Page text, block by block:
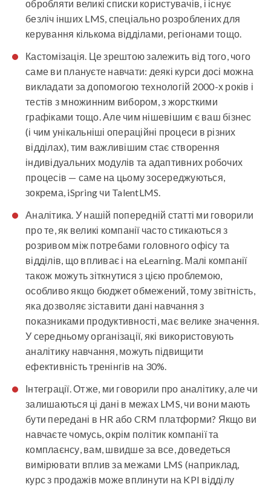
обробляти великі списки користувачів, і існує
безліч інших LMS, спеціально розроблених для
керування кількома відділами, регіонами тощо.
Кастомізація . Це зрештою залежить від того, чого
саме ви плануєте навчати: деякі курси досі можна
викладати за допомогою технологій 2000-х років і
тестів з множинним вибором, з жорсткими
графіками тощо. Але чим нішевішим є ваш бізнес
(і чим унікальніші операційні процеси в різних
відділах), тим важливішим стає створення
індивідуальних модулів та адаптивних робочих
процесів — саме на цьому зосереджуються,
зокрема, iSpring чи TalentLMS.
Аналітика . У нашій попередній статті ми говорили
про те, як великі компанії часто стикаються з
розривом між потребами головного офісу та
відділів, що впливає і на eLearning. Малі компанії
також можуть зіткнутися з цією проблемою,
особливо якщо бюджет обмежений, тому звітність,
яка дозволяє зіставити дані навчання з
показниками продуктивності, має велике значення.
У середньому організації, які використовують
аналітику навчання, можуть підвищити
ефективність тренінгів на 30%.
Інтеграції. Отже, ми говорили про аналітику, але чи
залишаються ці дані в межах LMS, чи вони мають
бути передані в HR або CRM платформи? Якщо ви
навчаєте чомусь, окрім політик компанії та
комплаєнсу, вам, швидше за все, доведеться
вимірювати вплив за межами LMS (наприклад,
курс з продажів може вплинути на KPI відділу